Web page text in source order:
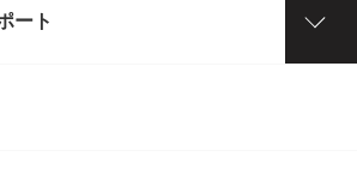
ート